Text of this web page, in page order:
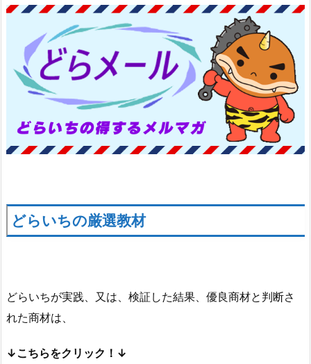
どらいちの厳選教材
どらいちが実践、又は、検証した結果、優良商材と判断さ
れた商材は、
↓こちらをクリック！↓